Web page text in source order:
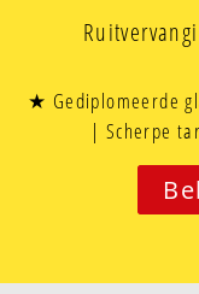
★ Gediplomeerde
| Scherpe